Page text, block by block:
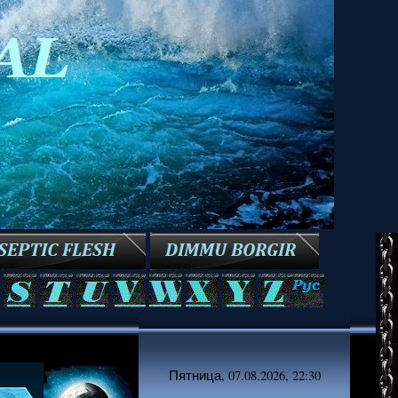
Пятница, 07.08.2026, 22:30